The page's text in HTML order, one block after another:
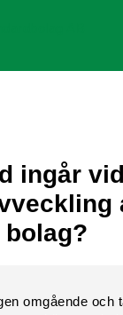
ingår vid
bolag?
omgående och